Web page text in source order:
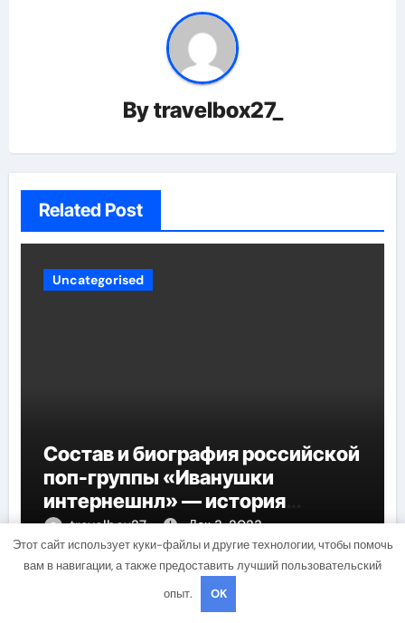
Bytravelbox27_
Related Post
Uncategorised
Состав и биография российской
поп-группы «Иванушки
интернешнл» — история
успеха, музыка и судьбы
участников
travelbox27_ Дек 3, 2023
Этот сайт использует куки-файлы и другие технологии, чтобы помочь
вам в навигации, а также предоставить лучший пользовательский
опыт.
OK